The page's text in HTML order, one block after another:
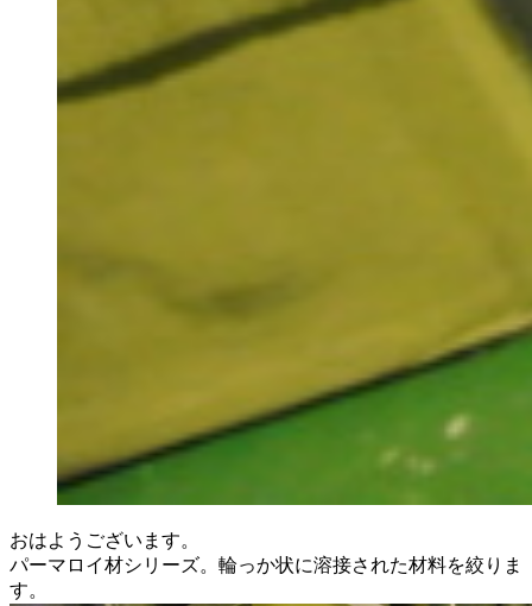
おはようございます。
パーマロイ材シリーズ。輪っか状に溶接された材料を絞りま
す。